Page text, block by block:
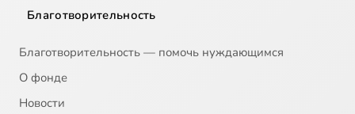
21
Благотворительность
Благотворительность — помочь нуждающимся
О фонде
Новости